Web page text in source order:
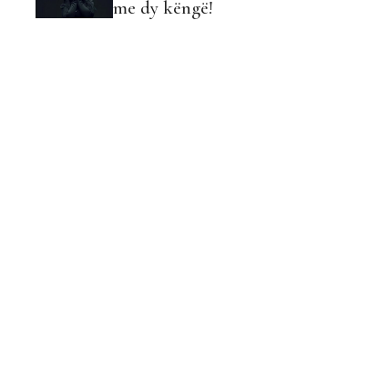
me dy këngë!